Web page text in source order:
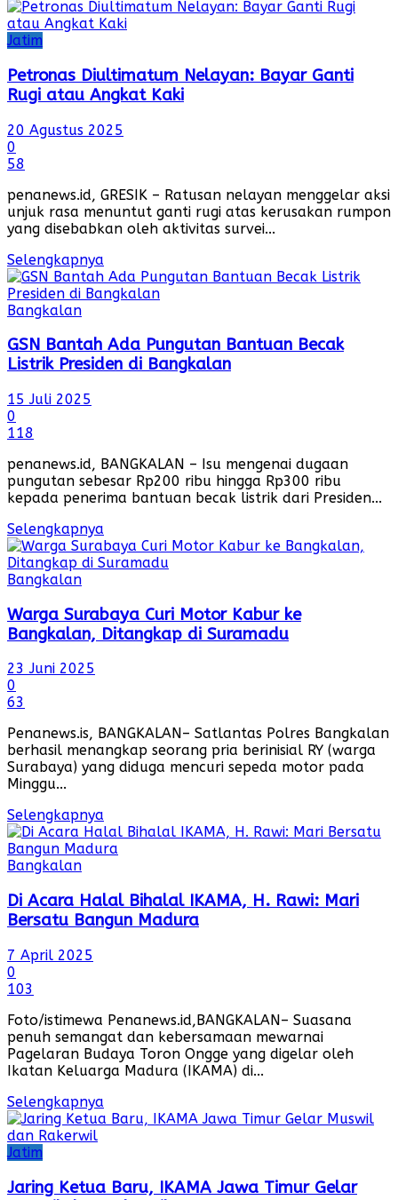
Jatim
Petronas Diultimatum Nelayan: Bayar Ganti
Rugi atau Angkat Kaki
20 Agustus 2025
0
58
penanews.id, GRESIK – Ratusan nelayan menggelar aksi
unjuk rasa menuntut ganti rugi atas kerusakan rumpon
yang disebabkan oleh aktivitas survei...
Selengkapnya
Bangkalan
GSN Bantah Ada Pungutan Bantuan Becak
Listrik Presiden di Bangkalan
15 Juli 2025
0
118
penanews.id, BANGKALAN – Isu mengenai dugaan
pungutan sebesar Rp200 ribu hingga Rp300 ribu
kepada penerima bantuan becak listrik dari Presiden...
Selengkapnya
Bangkalan
Warga Surabaya Curi Motor Kabur ke
Bangkalan, Ditangkap di Suramadu
23 Juni 2025
0
63
Penanews.is, BANGKALAN– Satlantas Polres Bangkalan
berhasil menangkap seorang pria berinisial RY (warga
Surabaya) yang diduga mencuri sepeda motor pada
Minggu...
Selengkapnya
Bangkalan
Di Acara Halal Bihalal IKAMA, H. Rawi: Mari
Bersatu Bangun Madura
7 April 2025
0
103
Foto/istimewa Penanews.id,BANGKALAN– Suasana
penuh semangat dan kebersamaan mewarnai
Pagelaran Budaya Toron Ongge yang digelar oleh
Ikatan Keluarga Madura (IKAMA) di...
Selengkapnya
Jatim
Jaring Ketua Baru, IKAMA Jawa Timur Gelar